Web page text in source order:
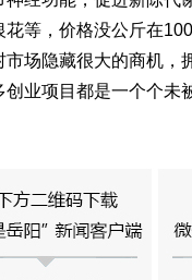
花等，价格没公斤在
市场隐藏很大的商机，
创业项目都是一个个未